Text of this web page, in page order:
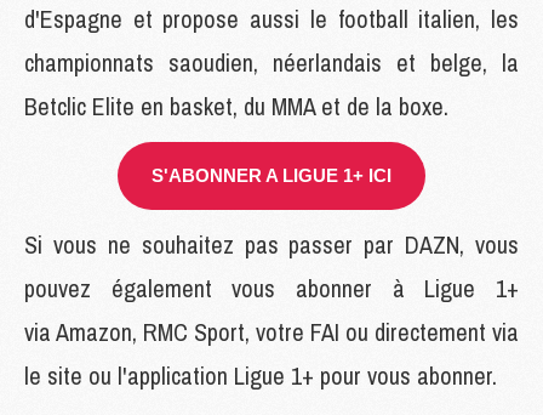
d'Espagne et propose aussi le football italien, les
championnats saoudien, néerlandais et belge, la
Betclic Elite en basket, du MMA et de la boxe.
S'ABONNER A LIGUE 1+ ICI
Si vous ne souhaitez pas passer par DAZN, vous
pouvez également vous abonner à Ligue 1+
via Amazon, RMC Sport, votre FAI ou directement via
le site ou l'application Ligue 1+ pour vous abonner.